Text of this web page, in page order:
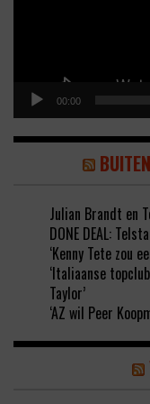
00:00
Julian Brandt en
DONE DEAL:
‘Kenny Tete zou
‘Italiaanse
Taylor’
‘AZ wil Peer